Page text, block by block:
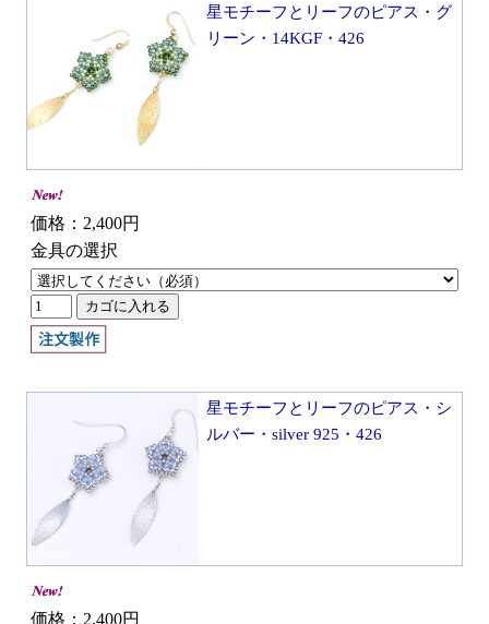
星モチーフとリーフのピアス・グ
リーン・14KGF・426
価格：2,400円
金具の選択
星モチーフとリーフのピアス・シ
ルバー・silver 925・426
価格：2,400円